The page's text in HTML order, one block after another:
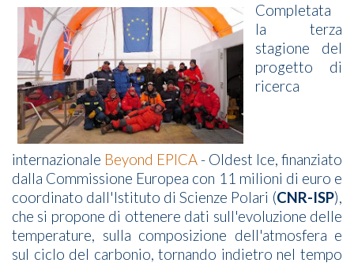
Completata
la terza
stagione del
progetto di
ricerca
internazionale Beyond EPICA - Oldest Ice, finanziato
dalla Commissione Europea con 11 milioni di euro e
coordinato dall'Istituto di Scienze Polari (CNR-ISP),
che si propone di ottenere dati sull'evoluzione delle
temperature, sulla composizione dell'atmosfera e
sul ciclo del carbonio, tornando indietro nel tempo